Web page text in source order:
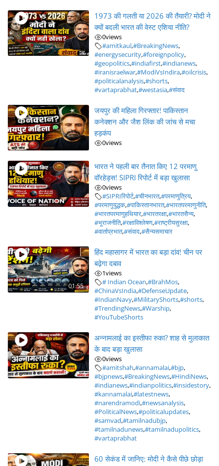
1973 की गलती या 2026 की तैयारी? मोदी ने
क्यों बदली भारत की वेस्ट एशिया नीति?
0views
#amitkaul,#BreakingNews,
#energysecurity,#foreignpolicy,
#geopolitics,#indiafirst,#indianews,
#iranisraelwar,#ModiVsIndira,#oilcrisis,
#politicalanalysis,#shorts,
#vartaprabhat,#westasia,#संवाद
जयपुर की महिला गिरफ्तार! पाकिस्तान
कनेक्शन और जैश लिंक की जांच से मचा
हड़कंप
0views
भारत ने पहली बार तैनात किए 12 परमाणु
वॉरहेड्स! SIPRI रिपोर्ट में बड़ा खुलासा
0views
#SIPRIरिपोर्ट,#चीनभारत,#परमाणुत्रिय,
#परमाणुयुद्धक,#पाकिस्तानभारत,#भारतपरमाणुनीति,
#भारतपरमाणुहथियार,#भारतरक्षा,#भारतसैन्य,
#भूराजनीति,#रक्षाविश्लेषण,#राष्ट्रीयसुरक्षा,
#वार्ताप्रभात,#संवाद,#सैन्यसमाचार
01:55
हिंद महासागर में भारत का बड़ा दांव! चीन पर
बढ़ेगा दबाव
1views
# Indian Ocean,#BrahMos,
#ChinaVsIndia,#DefenseUpdate,
#IndianNavy,#MilitaryShorts,#shorts,
#TrendingNews,#Warship,
#YouTubeShorts
अन्नामलाई का इस्तीफा रुका? शाह से मुलाकात
के बाद बड़ा खुलासा
0views
#amitshah,#annamalai,#bjp,
#bjpnews,#BreakingNews,#HindiNews,
#indianews,#indianpolitics,#insidestory,
#kannamalai,#latestnews,
#narendramodi,#newsanalysis,
#PoliticalNews,#politicalupdates,
#samvad,#tamilnadubjp,
#tamilnadunews,#tamilnadupolitics,
#vartaprabhat
60 सेकंड में जानिए: मोदी ने कैसे पीछे छोड़ा